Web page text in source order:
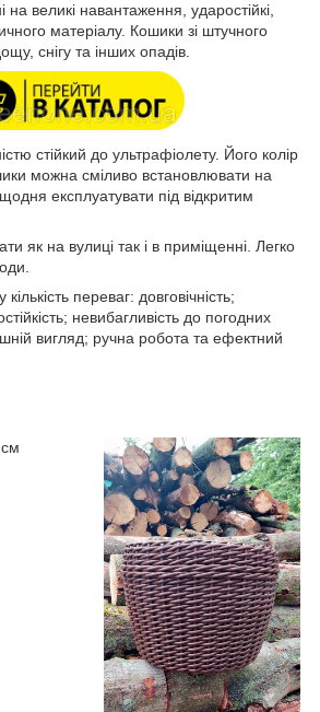
на великі навантаження, ударостійкі,
матеріалу. Кошики зі штучного
снігу та інших опадів.
стійкий до ультрафіолету. Його колір
можна сміливо встановлювати на
експлуатувати під відкритим
як на вулиці так і в приміщенні. Легко
переваг: довговічність;
невибагливість до погодних
вигляд; ручна робота та ефектний